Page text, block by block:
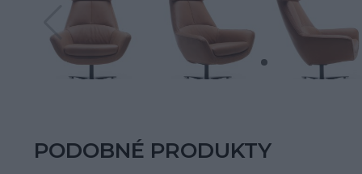
PODOBNÉ PRODUKTY